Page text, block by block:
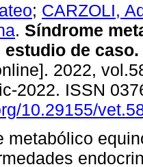
; CARZOLI,
. Síndrome
de caso.
2022,
2022. ISSN
10.29155/
metabólico